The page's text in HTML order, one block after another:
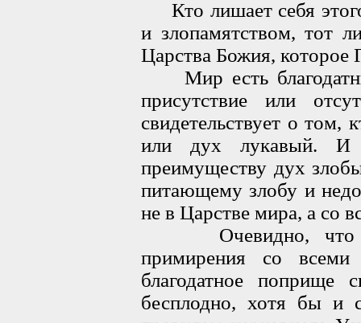
Кто лишает себя
и злопамятством, тот
Царства Божия, которое
Мир есть
присутствие или
свидетельствует о
или дух лукавый. И
преимуществу дух
питающему злобу и
не в Царстве мира, а со
Очевидно, что без
примирения со
благодатное поприще
бесплодно, хотя бы и